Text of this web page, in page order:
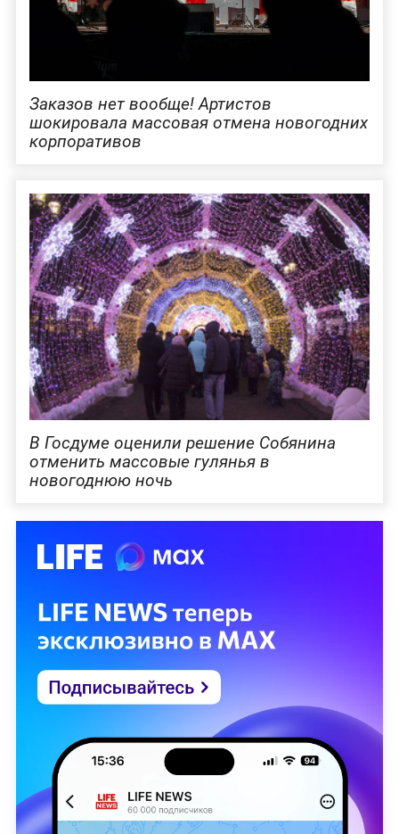
Заказов нет вообще! Артистов
шокировала массовая отмена новогодних
корпоративов
В Госдуме оценили решение Собянина
отменить массовые гулянья в
новогоднюю ночь